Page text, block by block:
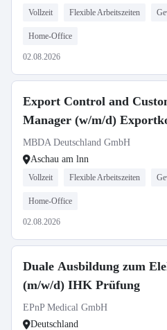
Vollzeit Flexible Arbeitszeiten
Home-Office
02.08.2026
Export Control and
Manager (w/m/d)
MBDA Deutschland GmbH
Aschau am lnn
Vollzeit Flexible Arbeitszeiten
Home-Office
02.08.2026
Duale Ausbildung zum
(m/w/d) IHK Prüfung
EPnP Medical GmbH
Deutschland